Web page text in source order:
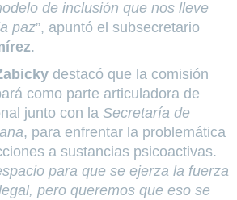
de inclusión que nos lleve
paz”, apuntó el subsecretario
.
destacó que la comisión
como parte articuladora de
junto con la Secretaría de
, para enfrentar la problemática
a sustancias psicoactivas.
para que se ejerza la fuerza
pero queremos que eso se